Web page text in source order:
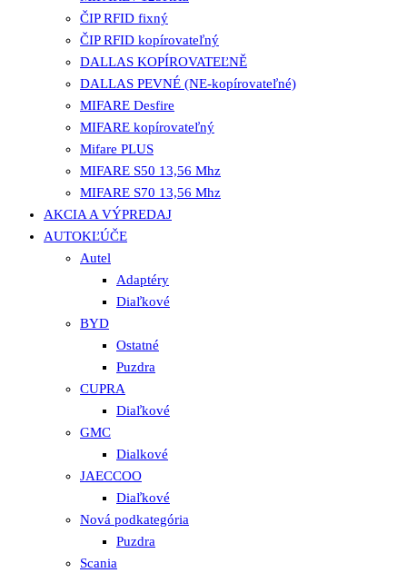
ČIP RFID fixný
ČIP RFID kopírovateľný
DALLAS KOPÍROVATEĽNĚ
DALLAS PEVNÉ (NE-kopírovateľné)
MIFARE Desfire
MIFARE kopírovateľný
Mifare PLUS
MIFARE S50 13,56 Mhz
MIFARE S70 13,56 Mhz
AKCIA A VÝPREDAJ
AUTOKĽÚČE
Autel
Adaptéry
Diaľkové
BYD
Ostatné
Puzdra
CUPRA
Diaľkové
GMC
Dialkové
JAECCOO
Diaľkové
Nová podkategória
Puzdra
Scania